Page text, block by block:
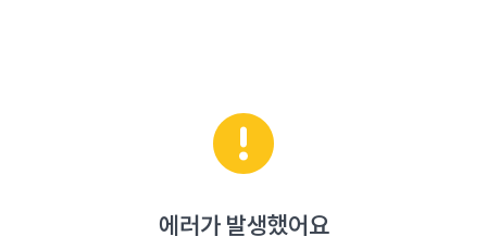
에러가 발생했어요